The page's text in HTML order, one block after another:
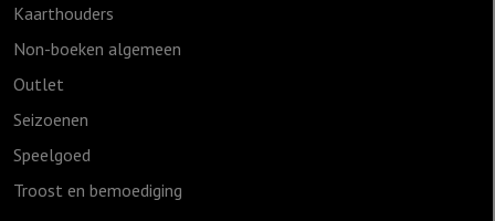
Kaarthouders
Non-boeken algemeen
Outlet
Seizoenen
Speelgoed
Troost en bemoediging